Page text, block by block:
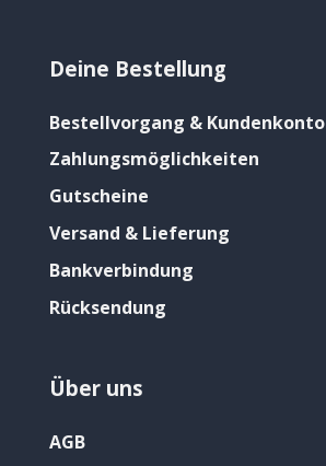
Deine Bestellung
Bestellvorgang & Kundenkonto
Zahlungsmöglichkeiten
Gutscheine
Versand & Lieferung
Bankverbindung
Rücksendung
Über uns
AGB